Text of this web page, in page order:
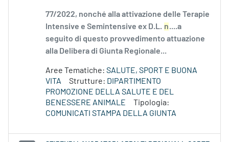
77/2022, nonché alla attivazione delle Terapie
Intensive e Semintensive ex D.L. n....a
seguito di questo provvedimento attuazione
alla Delibera di Giunta Regionale...
Aree Tematiche: SALUTE, SPORT E BUONA
VITA
Strutture: DIPARTIMENTO
PROMOZIONE DELLA SALUTE E DEL
BENESSERE ANIMALE
Tipologia:
COMUNICATI STAMPA DELLA GIUNTA